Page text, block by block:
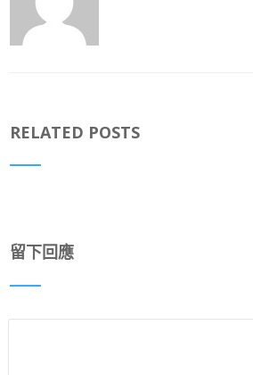
RELATED POSTS
留下回應